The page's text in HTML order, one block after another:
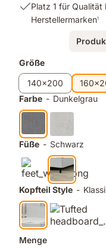
Erlebe
unvergleichlichen
Deinem
Stil
2:
Entspannung
USP
Qualität
bei
Boxspringbetten
unter
9
Herstellermarken¹
Platz 1 für
Herstellermarken1
Zusatzprodukte
Größe
140x200
Farbe - Dunkelgrau
Füße - Schwarz
Kopfteil Style -
Menge